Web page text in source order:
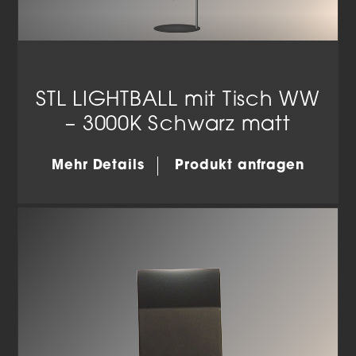
STL LIGHTBALL mit Tisch WW
– 3000K Schwarz matt
Mehr Details Produkt anfragen